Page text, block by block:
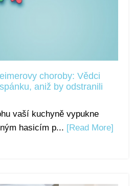
choroby: Vědci
aniž by odstranili
vaší kuchyně vypukne
hasicím p... [Read More]